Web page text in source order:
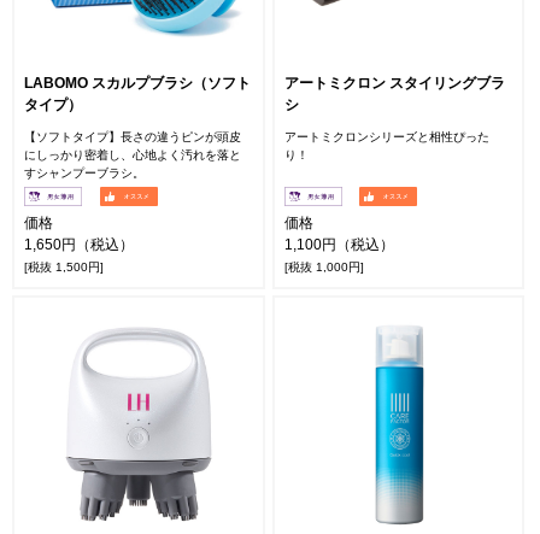
LABOMO スカルプブラシ（ソフト
タイプ）
【ソフトタイプ】長さの違うピンが頭皮
にしっかり密着し、心地よく汚れを落と
すシャンプーブラシ。
価格
1,650円（税込）
[税抜 1,500円]
アートミクロン スタイリングブラ
シ
アートミクロンシリーズと相性ぴった
り！
価格
1,100円（税込）
[税抜 1,000円]